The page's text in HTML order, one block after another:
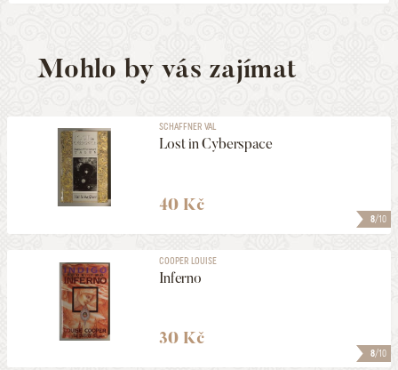
Mohlo by vás zajímat
8/10
SCHAFFNER VAL
Lost in Cyberspace
40 Kč
8/10
COOPER LOUISE
Inferno
30 Kč